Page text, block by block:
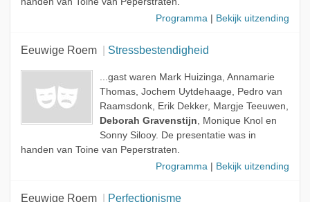
Programma
Bekijk uitzending
Eeuwige Roem Stressbestendigheid
...gast waren Mark Huizinga, Annamarie
Thomas, Jochem Uytdehaage, Pedro van
Raamsdonk, Erik Dekker, Margje Teeuwen,
Deborah Gravenstijn, Monique Knol en
Sonny Silooy. De presentatie was in
handen van Toine van Peperstraten.
Programma
Bekijk uitzending
Eeuwige Roem Perfectionisme